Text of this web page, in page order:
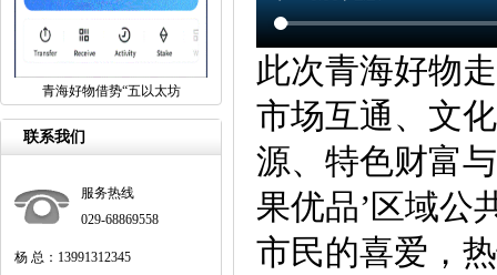
青海好物借势“五以太坊
联系我们
服务热线
029-68869558
杨 总：13991312345
此次青海好物
市场互通、文
源、特色财富
果优品’区域公
市民的喜爱，